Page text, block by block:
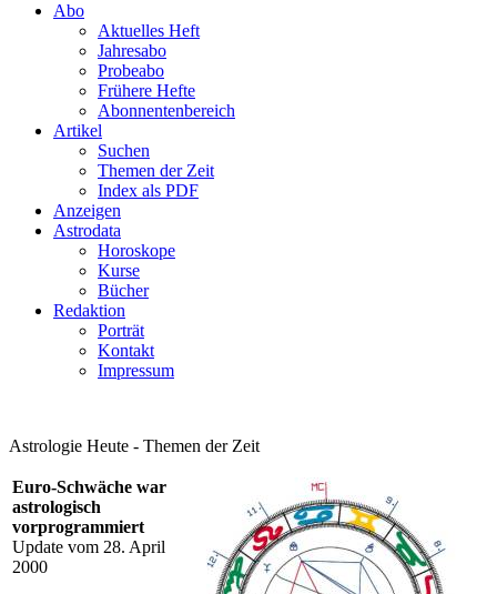
Abo
Aktuelles Heft
Jahresabo
Probeabo
Frühere Hefte
Abonnentenbereich
Artikel
Suchen
Themen der Zeit
Index als PDF
Anzeigen
Astrodata
Horoskope
Kurse
Bücher
Redaktion
Porträt
Kontakt
Impressum
Astrologie Heute - Themen der Zeit
Euro-Schwäche war
astrologisch
vorprogrammiert
Update vom 28. April
2000